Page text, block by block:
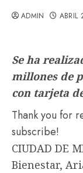
ADMIN ABRIL
Se ha
millones de
con tarjeta
Thank you for
subscribe!
CIUDAD DE
Bienestar,